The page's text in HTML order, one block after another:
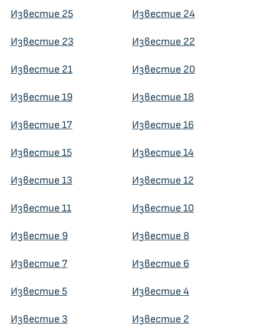
Известие 25 Известие 24
Известие 23 Известие 22
Известие 21 Известие 20
Известие 19 Известие 18
Известие 17 Известие 16
Известие 15 Известие 14
Известие 13 Известие 12
Известие 11 Известие 10
Известие 9 Известие 8
Известие 7 Известие 6
Известие 5 Известие 4
Известие 3 Известие 2